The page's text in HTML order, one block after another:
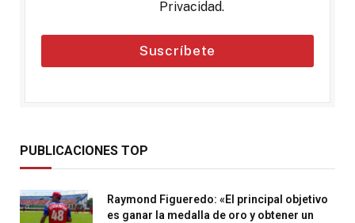
Privacidad.
Suscríbete
PUBLICACIONES TOP
Raymond Figueredo: «El principal objetivo
es ganar la medalla de oro y obtener un